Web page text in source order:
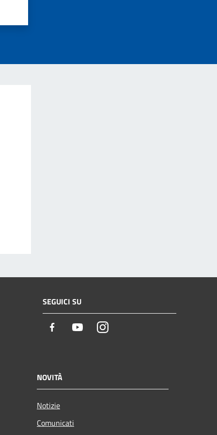
SEGUICI SU
Facebook YoutubeInstagram
NOVITÀ
Notizie
Comunicati